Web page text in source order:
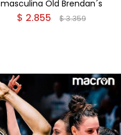
masculina Old Brendan´s
$ 2.855 $3.359